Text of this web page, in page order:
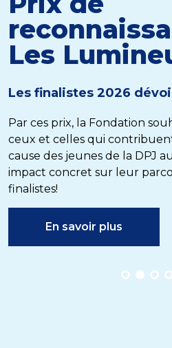
Les
Les finalistes 2026
Par ces prix, la Fondation
ceux et celles qui
cause des jeunes de la DPJ
impact concret sur leur
finalistes!
En savoir plus